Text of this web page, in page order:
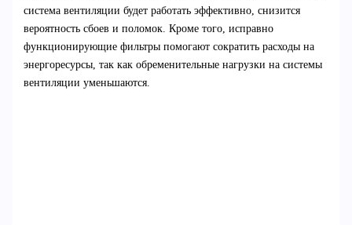
система вентиляции будет работать эффективно, снизится
вероятность сбоев и поломок. Кроме того, исправно
функционирующие фильтры помогают сократить расходы на
энергоресурсы, так как обременительные нагрузки на системы
вентиляции уменьшаются.